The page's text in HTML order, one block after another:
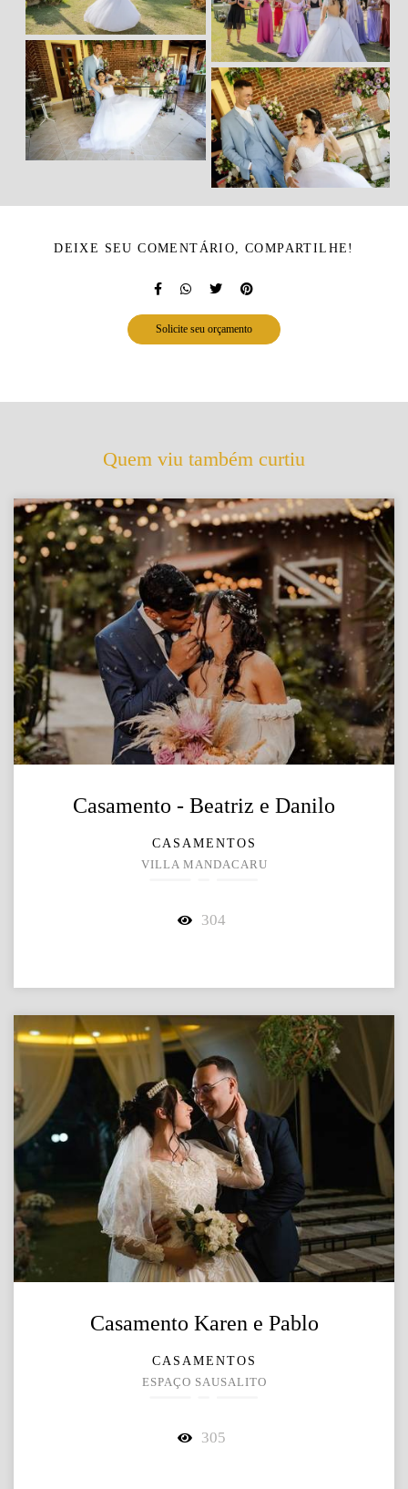
DEIXE SEU COMENTÁRIO, COMPARTILHE!
Solicite seu orçamento
Quem viu também curtiu
Casamento - Beatriz e Danilo
CASAMENTOS
VILLA MANDACARU
304
Casamento Karen e Pablo
CASAMENTOS
ESPAÇO SAUSALITO
305